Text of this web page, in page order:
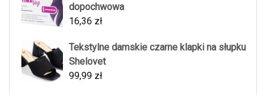
dopochwowa
16,36 zł
Tekstylne damskie czarne klapki na słupku
Shelovet
99,99 zł